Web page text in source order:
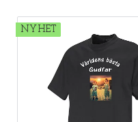
NYHET